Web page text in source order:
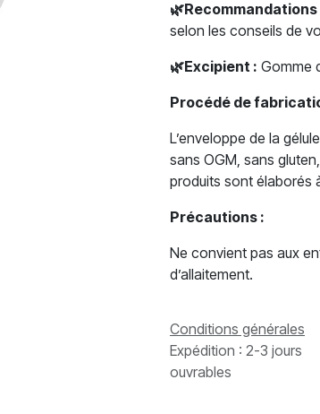
🌿Recommandations
selon les conseils de
🌿Excipient : Gomme
Procédé de
L’enveloppe de la
sans OGM, sans
produits sont élaborés
Précautions :
Ne convient pas aux
d’allaitement.
Conditions générales
Expédition : 2-3 jours
ouvrables